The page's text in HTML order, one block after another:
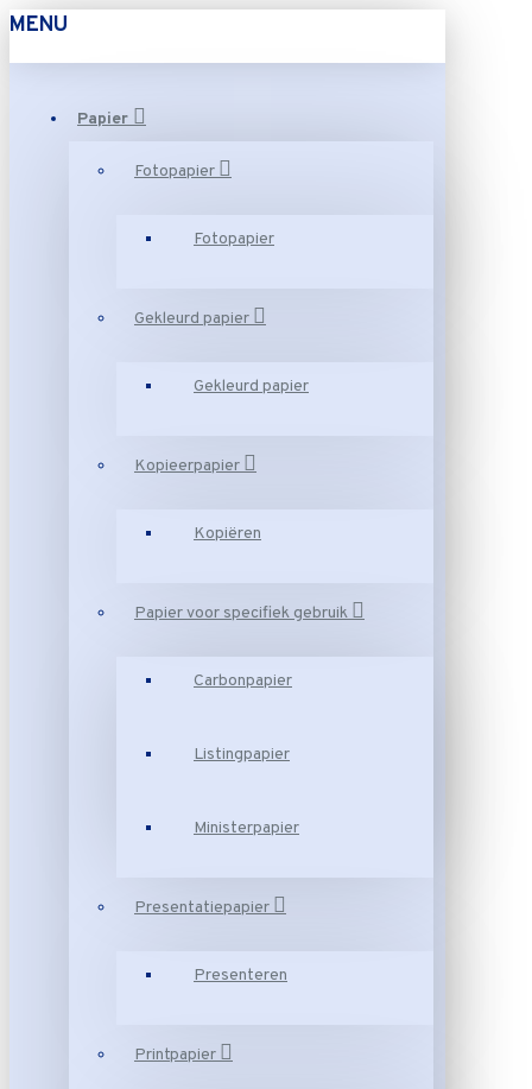
MENU
Papier
Fotopapier
Fotopapier
Gekleurd papier
Gekleurd papier
Kopieerpapier
Kopiëren
Papier voor specifiek gebruik
Carbonpapier
Listingpapier
Ministerpapier
Presentatiepapier
Presenteren
Printpapier